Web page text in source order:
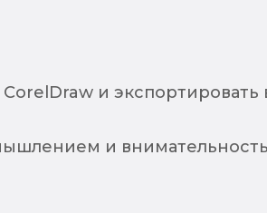
и экспортировать
и